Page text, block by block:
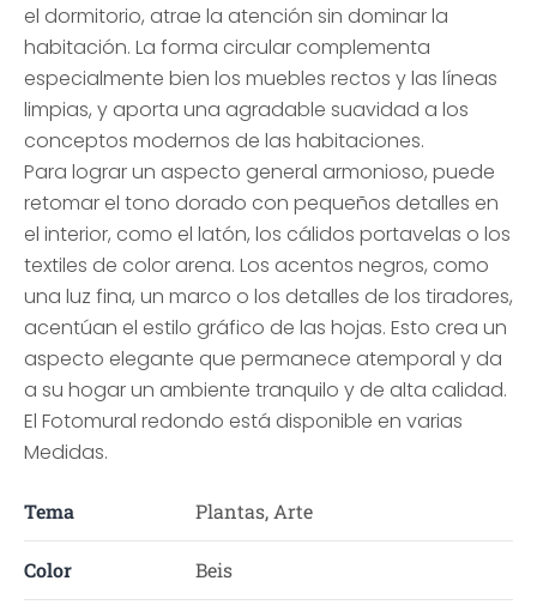
el dormitorio, atrae la atención sin dominar la
habitación. La forma circular complementa
especialmente bien los muebles rectos y las líneas
limpias, y aporta una agradable suavidad a los
conceptos modernos de las habitaciones.
Para lograr un aspecto general armonioso, puede
retomar el tono dorado con pequeños detalles en
el interior, como el latón, los cálidos portavelas o los
textiles de color arena. Los acentos negros, como
una luz fina, un marco o los detalles de los tiradores,
acentúan el estilo gráfico de las hojas. Esto crea un
aspecto elegante que permanece atemporal y da
a su hogar un ambiente tranquilo y de alta calidad.
El Fotomural redondo está disponible en varias
Medidas.
Tema Plantas, Arte
Color Beis